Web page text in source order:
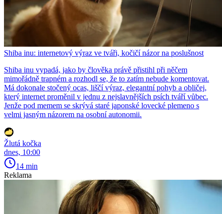
Shiba inu: internetový výraz ve tváři, kočičí názor na poslušnost
Shiba inu vypadá, jako by člověka právě přistihl při něčem
mimořádně trapném a rozhodl se, že to zatím nebude komentovat.
Má dokonale stočený ocas, liščí výraz, elegantní pohyb a obličej,
který internet proměnil v jednu z nejslavnějších psích tváří vůbec.
Jenže pod memem se skrývá staré japonské lovecké plemeno s
velmi jasným názorem na osobní autonomii.
Žlutá kočka
dnes, 10:00
14 min
Reklama